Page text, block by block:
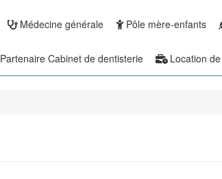
Médecine générale Pôle mère-enfants
Partenaire Cabinet de dentisterie Location